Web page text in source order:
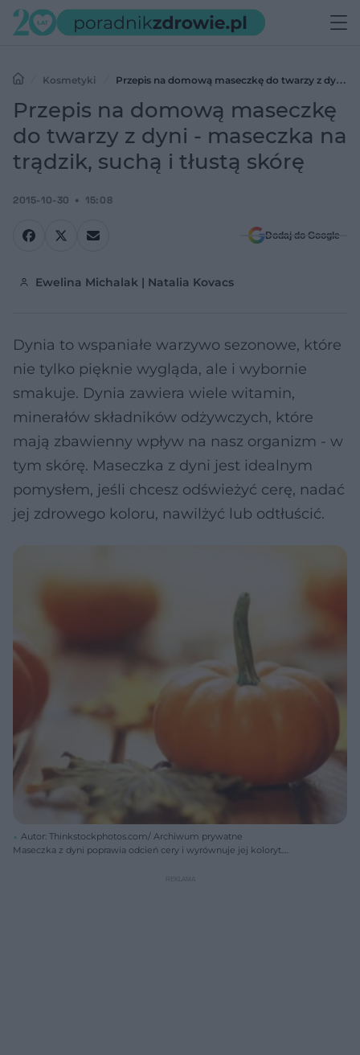
Kosmetyki
Przepis na domową maseczkę do twarzy z dyni -
maseczka na trądzik, suchą i tłustą skórę
Przepis na domową maseczkę
do twarzy z dyni - maseczka na
trądzik, suchą i tłustą skórę
2015-10-30 15:08
Dodaj do Google
Ewelina Michalak | Natalia Kovacs
Dynia to wspaniałe warzywo sezonowe, które
nie tylko pięknie wygląda, ale i wybornie
smakuje. Dynia zawiera wiele witamin,
minerałów składników odżywczych, które
mają zbawienny wpływ na nasz organizm - w
tym skórę. Maseczka z dyni jest idealnym
pomysłem, jeśli chcesz odświeżyć cerę, nadać
jej zdrowego koloru, nawilżyć lub odtłuścić.
Autor: Thinkstockphotos.com/ Archiwum prywatne
Maseczka z dyni poprawia odcień cery i wyrównuje jej koloryt.